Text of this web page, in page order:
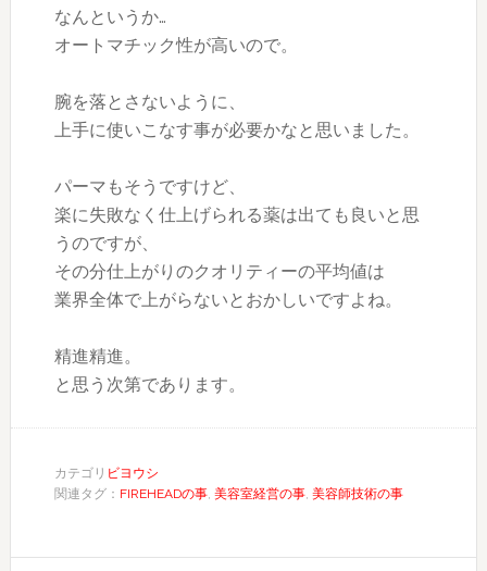
なんというか…
オートマチック性が高いので。
腕を落とさないように、
上手に使いこなす事が必要かなと思いました。
パーマもそうですけど、
楽に失敗なく仕上げられる薬は出ても良いと思
うのですが、
その分仕上がりのクオリティーの平均値は
業界全体で上がらないとおかしいですよね。
精進精進。
と思う次第であります。
カテゴリ ビヨウシ
関連タグ： FIREHEADの事, 美容室経営の事, 美容師技術の事